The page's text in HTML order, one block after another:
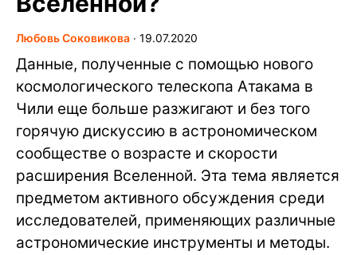
Любовь Соковикова ∙ 19.07.2020
Данные, полученные с помощью нового
космологического телескопа Атакама в
Чили еще больше разжигают и без того
горячую дискуссию в астрономическом
сообществе о возрасте и скорости
расширения Вселенной. Эта тема является
предметом активного обсуждения среди
исследователей, применяющих различные
астрономические инструменты и методы.